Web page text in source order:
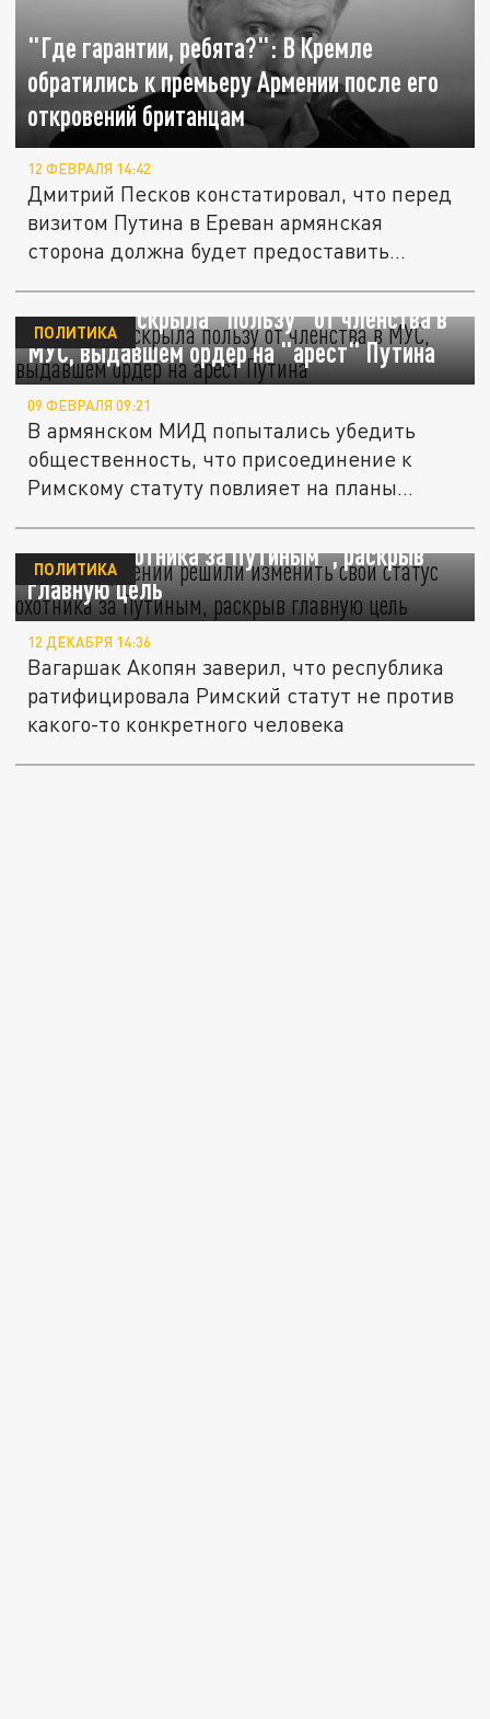
"Где гарантии, ребята?": В Кремле
обратились к премьеру Армении после его
откровений британцам
12 ФЕВРАЛЯ 14:42
Дмитрий Песков констатировал, что перед
визитом Путина в Ереван армянская
сторона должна будет предоставить...
Армения раскрыла "пользу" от членства в
МУС, выдавшем ордер на "арест" Путина
ПОЛИТИКА
09 ФЕВРАЛЯ 09:21
В армянском МИД попытались убедить
общественность, что присоединение к
Римскому статуту повлияет на планы...
Власти Армении решили изменить свой
статус "охотника за Путиным", раскрыв
главную цель
ПОЛИТИКА
12 ДЕКАБРЯ 14:36
Вагаршак Акопян заверил, что республика
ратифицировала Римский статут не против
какого-то конкретного человека